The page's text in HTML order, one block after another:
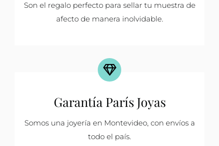
Son el regalo perfecto para sellar tu muestra de
afecto de manera inolvidable.
Garantía París Joyas
Somos una joyería en Montevideo, con envíos a
todo el país.